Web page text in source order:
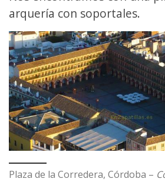
arquería con soportales.
Plaza de la Corredera, Córdoba –